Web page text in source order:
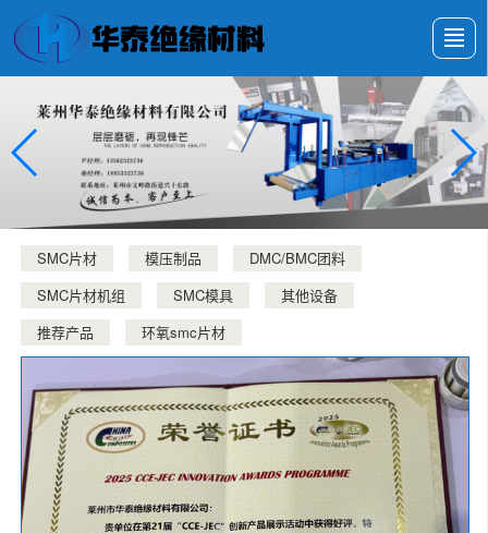
很遗憾，因您的浏览器版本过低导致无法获得最佳浏览体验，推荐下载安装谷歌浏览器！
首页 产品展示 新闻动态 公司介绍
厂房设备 留言反馈 联系我们
SMC片材 模压制品
DMC/BMC团料
SMC片材机组
SMC模具
其他设备
推荐产品
环氧smc片材